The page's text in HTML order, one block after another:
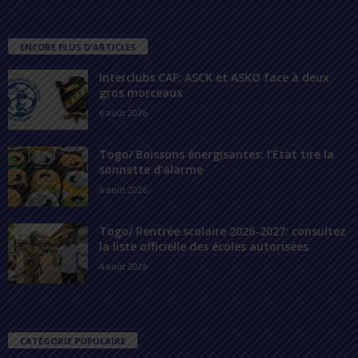
ENCORE PLUS D'ARTICLES
Interclubs CAF: ASCK et ASKO face à deux
gros morceaux
6 août 2026
Togo/ Boissons énergisantes: l’État tire la
sonnette d’alarme
6 août 2026
Togo/ Rentrée scolaire 2026-2027: consultez
la liste officielle des écoles autorisées
4 août 2026
CATÉGORIE POPULAIRE